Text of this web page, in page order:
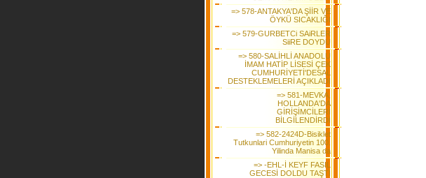
=> 578-ANTAKYA'DA ŞİİR VE
ÖYKÜ SICAKLIĞI
=> 579-GURBETCi SAiRLER
SiiRE DOYDU
=> 580-SALİHLİ ANADOLU
İMAM HATİP LİSESİ ÇEK
CUMHURİYETİ'DESAL
DESTEKLEMELERİ AÇIKLADI
=> 581-MEVKA,
HOLLANDA'DA
GİRİŞİMCİLERİ
BİLGİLENDİRDİ
=> 582-2424D-Bisiklet
Tutkunlari Cumhuriyetin 100.
Yilinda Manisa da
=> -EHL-İ KEYF FASIL
GECESİ DOLDU TAŞTI